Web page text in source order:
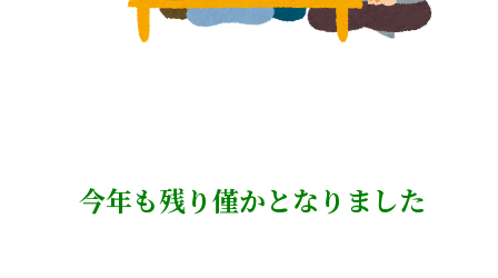
今年も残り僅かとなりました